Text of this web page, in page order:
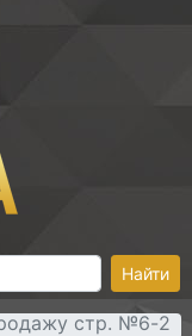
Найти
2-к квартиры на продажу стр. №6